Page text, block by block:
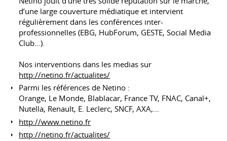
d’une large couverture médiatique et intervient
régulièrement dans les conférences inter-
professionnelles (EBG, HubForum, GESTE, Social Media
Club…).
Nos interventions dans les medias sur
http://netino.fr/actualites/
Parmi les références de Netino :
Orange, Le Monde, Blablacar, France TV, FNAC, Canal+,
Nutella, Renault, E. Leclerc, SNCF, AXA,...
http://www.netino.fr
http://netino.fr/actualites/